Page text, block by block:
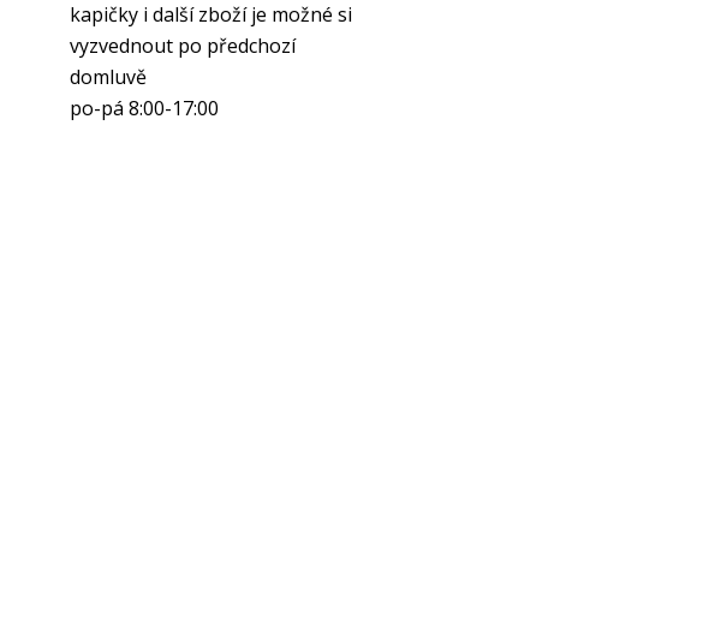
kapičky i další zboží je možné si
vyzvednout po předchozí
domluvě
po-pá 8:00-17:00